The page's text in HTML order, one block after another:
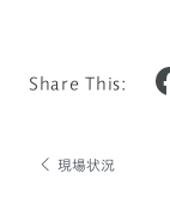
Share This:
現場状況